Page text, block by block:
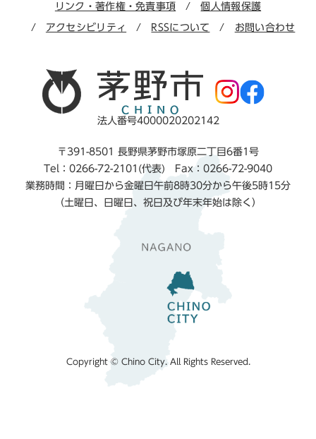
リンク・著作権・免責事項 個人情報保護
アクセシビリティ RSSについて お問い合わせ
法人番号4000020202142
〒391-8501 長野県茅野市塚原二丁目6番1号
Tel：0266-72-2101(代表) Fax：0266-72-9040
業務時間：月曜日から金曜日午前8時30分から午後5時15分
（土曜日、日曜日、祝日及び年末年始は除く）
Copyright © Chino City. All Rights Reserved.